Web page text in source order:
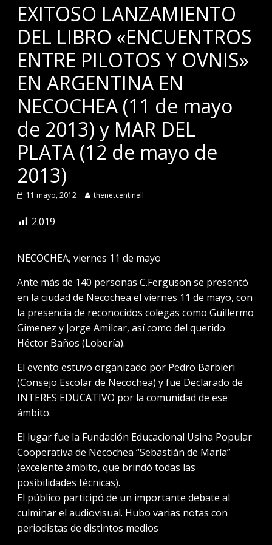
EXITOSO LANZAMIENTO
DEL LIBRO «ENCUENTROS
ENTRE PILOTOS Y OVNIS»
EN ARGENTINA EN
NECOCHEA (11 de mayo
de 2013) y MAR DEL
PLATA (12 de mayo de
2013)
11 mayo, 2012 thenetcentinell
2.019
NECOCHEA, viernes 11 de mayo
Ante más de 140 personas C.Ferguson se presentó
en la ciudad de Necochea el viernes 11 de mayo, con
la presencia de reconocidos colegas como Guillermo
Gimenez y Jorge Amilcar, así como del querido
Héctor Baños (Lobería).
El evento estuvo organizado por Pedro Barbieri
(Consejo Escolar de Necochea) y fue Declarado de
INTERES EDUCATIVO por la comunidad de ese
ámbito.
El lugar fue la Fundación Educacional Usina Popular
Cooperativa de Necochea “Sebastián de María”
(excelente ámbito, que brindó todas las
posibilidades técnicas).
El público participó de un importante debate al
culminar el audiovisual. Hubo varias notas con
periodistas de distintos medios